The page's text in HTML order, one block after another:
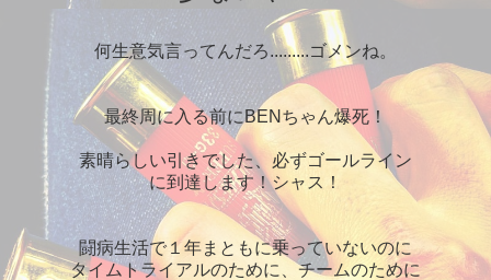
何生意気言ってんだろ.........ゴメンね。
最終周に入る前にBENちゃん爆死！
素晴らしい引きでした、必ずゴールライン
に到達します！シャス！
闘病生活で１年まともに乗っていないのに
タイムトライアルのために、チームのために